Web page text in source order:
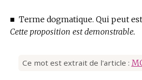
■ Terme dogmatique. Qui peut
Cette proposition est demonstrable.
Ce mot est extrait de l'article :